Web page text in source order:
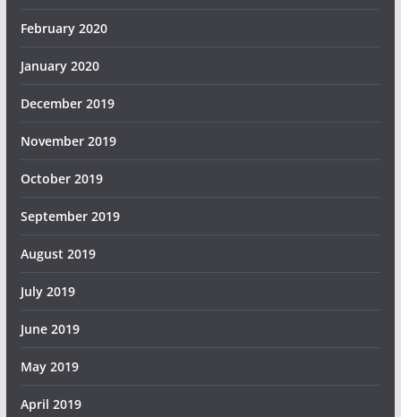
February 2020
January 2020
December 2019
November 2019
October 2019
September 2019
August 2019
July 2019
June 2019
May 2019
April 2019